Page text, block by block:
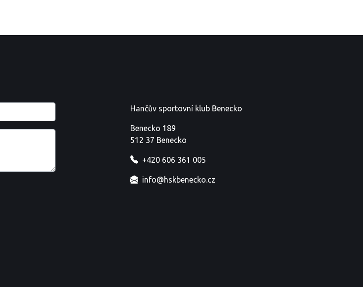
Hančův sportovní klub Benecko
Benecko 189
512 37 Benecko
+420 606 361 005
info@hskbenecko.cz